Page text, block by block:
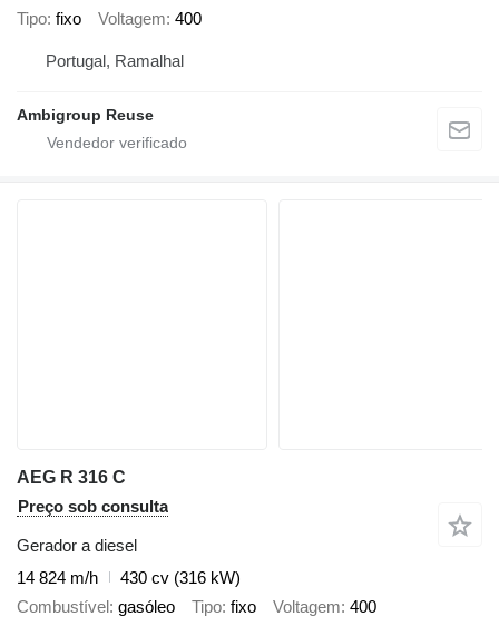
Tipo fixo Voltagem 400
Portugal, Ramalhal
Ambigroup Reuse
AEG R 316 C
Preço sob consulta
Gerador a diesel
14 824 m/h
430 cv (316 kW)
Combustível gasóleo Tipo fixo Voltagem 400